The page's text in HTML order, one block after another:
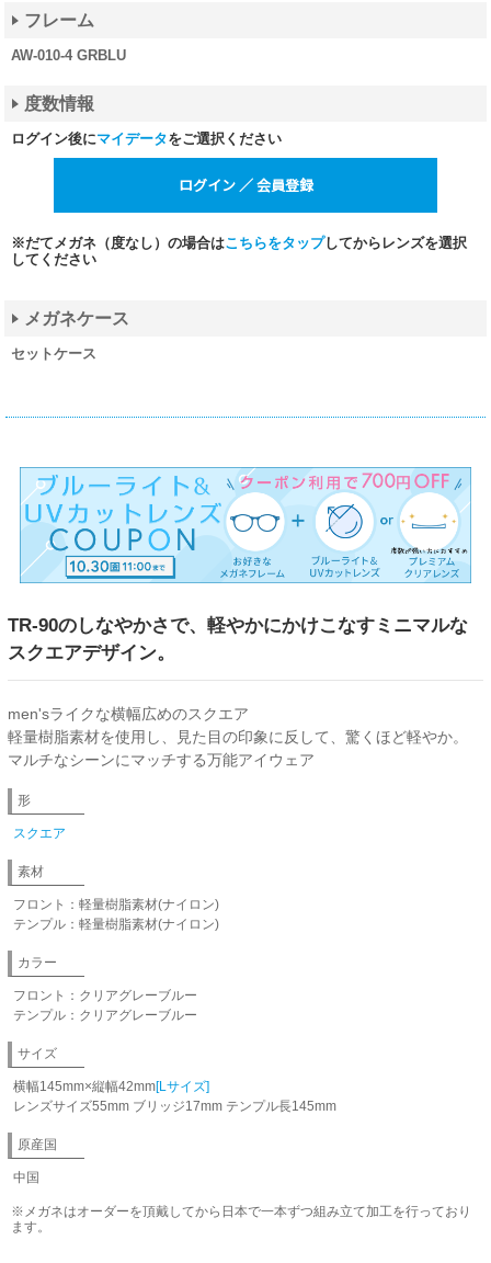
フレーム
AW-010-4 GRBLU
度数情報
ログイン後にマイデータをご選択ください
※だてメガネ（度なし）の場合はこちらをタップしてからレンズを選択
してください
メガネケース
セットケース
TR-90のしなやかさで、軽やかにかけこなすミニマルな
スクエアデザイン。
men'sライクな横幅広めのスクエア
軽量樹脂素材を使用し、見た目の印象に反して、驚くほど軽やか。
マルチなシーンにマッチする万能アイウェア
形
スクエア
素材
フロント：軽量樹脂素材(ナイロン)
テンプル：軽量樹脂素材(ナイロン)
カラー
フロント：クリアグレーブルー
テンプル：クリアグレーブルー
サイズ
横幅145mm×縦幅42mm[Lサイズ]
レンズサイズ55mm ブリッジ17mm テンプル長145mm
原産国
中国
※メガネはオーダーを頂戴してから日本で一本ずつ組み立て加工を行っており
ます。